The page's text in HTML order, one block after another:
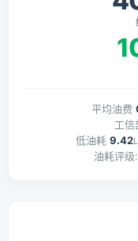
平均油费
工信
低油耗 9.42
油耗评级: